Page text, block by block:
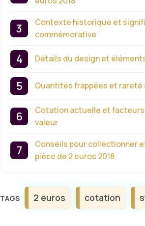
Contexte historique et
commémorative
Détails du design et
Quantités frappées et rareté
Cotation actuelle et
valeur
Conseils pour collectionner
pièce de 2 euros 2018
Étiquettes
2 euros cotation